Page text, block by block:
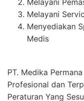
Melayani
Melayani
Menyediakan
Medis
PT. Medika
Profesional dan
Peraturan Yang